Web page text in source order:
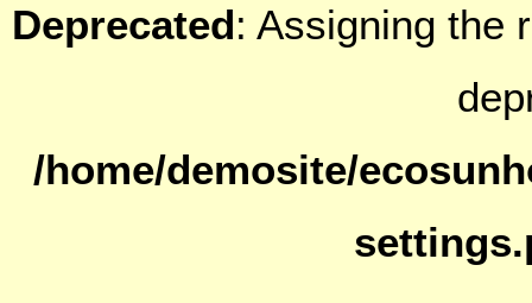
Deprecated: Assigning the
/home/demosite/